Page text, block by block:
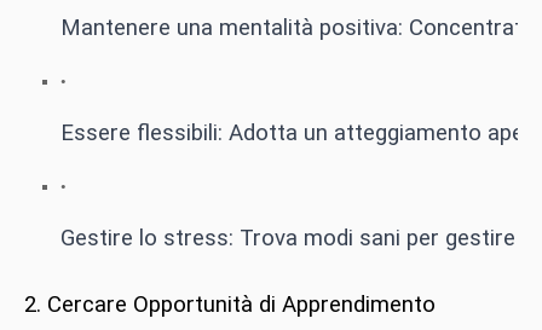
Mantenere una mentalità positiva:
Essere flessibili: Adotta un atteggiamento
Gestire lo stress: Trova modi sani per gestire
2. Cercare Opportunità di Apprendimento